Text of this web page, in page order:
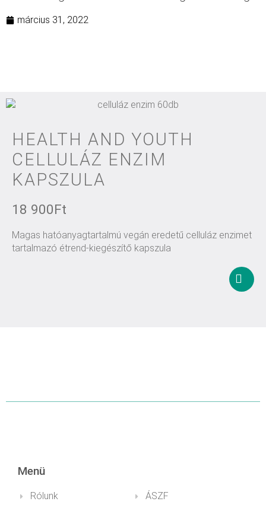
március 31, 2022
HEALTH AND YOUTH
CELLULÁZ ENZIM
KAPSZULA
18 900Ft
Magas hatóanyagtartalmú vegán eredetű celluláz enzimet
tartalmazó étrend-kiegészítő kapszula
Menü
Rólunk
ÁSZF